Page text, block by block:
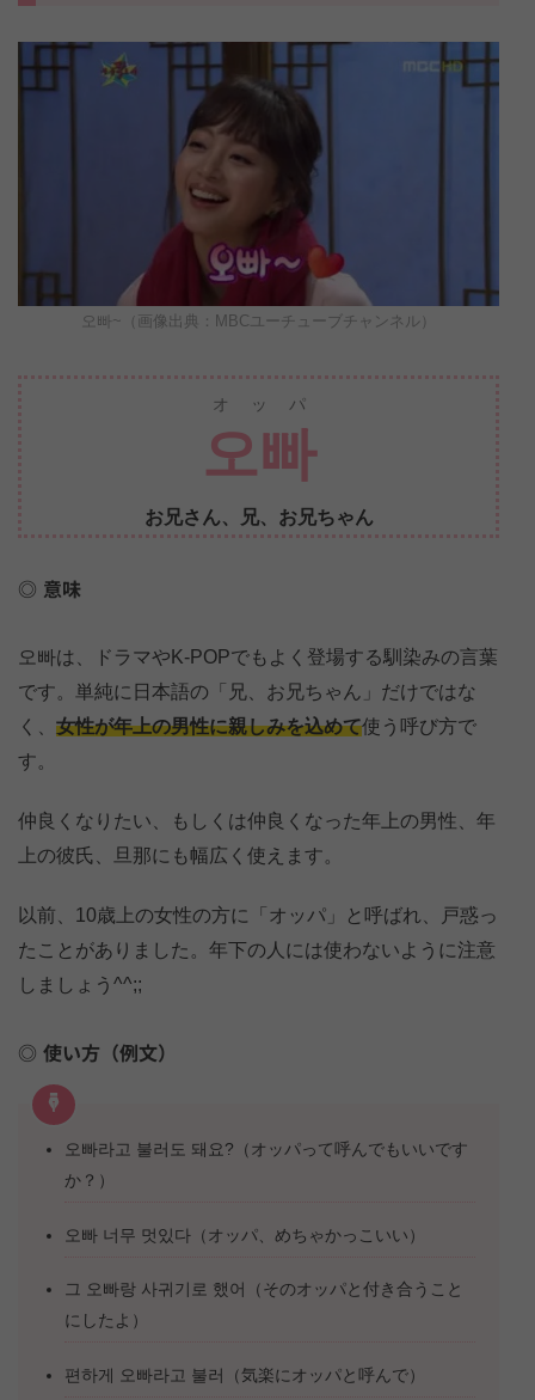
오빠~（画像出典：MBCユーチューブチャンネル）
오빠
オッパ
お兄さん、兄、お兄ちゃん
意味
오빠は、ドラマやK-POPでもよく登場する馴染みの言葉
です。単純に日本語の「兄、お兄ちゃん」だけではな
く、 女性が年上の男性に親しみを込めて使う呼び方で
す。
仲良くなりたい、もしくは仲良くなった年上の男性、年
上の彼氏、旦那にも幅広く使えます。
以前、10歳上の女性の方に「オッパ」と呼ばれ、戸惑っ
たことがありました。年下の人には使わないように注意
しましょう^^;;
使い方（例文）
오빠라고 불러도 돼요?（オッパって呼んでもいいです
か？）
오빠 너무 멋있다（オッパ、めちゃかっこいい）
그 오빠랑 사귀기로 했어（そのオッパと付き合うこと
にしたよ）
편하게 오빠라고 불러（気楽にオッパと呼んで）